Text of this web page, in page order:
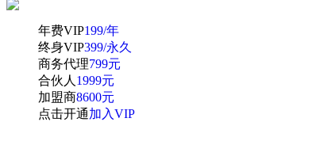
年费VIP199/年
终身VIP399/永久
商务代理799元
合伙人 1999元
加盟商8600元
点击开通加入VIP